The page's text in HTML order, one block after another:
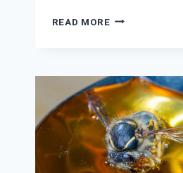
READ MOREDIGITALISASI
EFISIENSI
OPERASIONAL
DAN
MENJANGKAU
PASAR
GLOBAL